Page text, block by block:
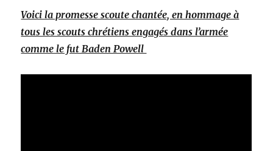
Voici la promesse scoute chantée, en hommage à
tous les scouts chrétiens engagés dans l’armée
comme le fut Baden Powell